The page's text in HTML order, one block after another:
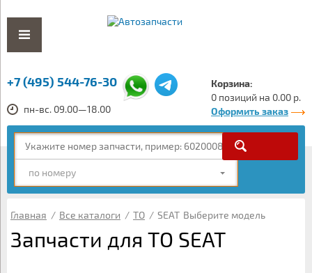
+7 (495) 544-76-30
пн-вс. 09.00—18.00
Корзина:
0 позиций на 0.00 р.
Оформить заказ
по номеру
Главная / Все каталоги / ТО / SEAT Выберите модель
Запчасти для ТО SEAT